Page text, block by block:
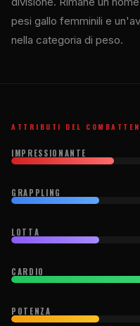
pesi gallo femminili e
nella categoria di peso.
ATTRIBUTI DEL
IMPRESSIONANTE
GRAPPLING
LOTTA
CARDIO
POTENZA